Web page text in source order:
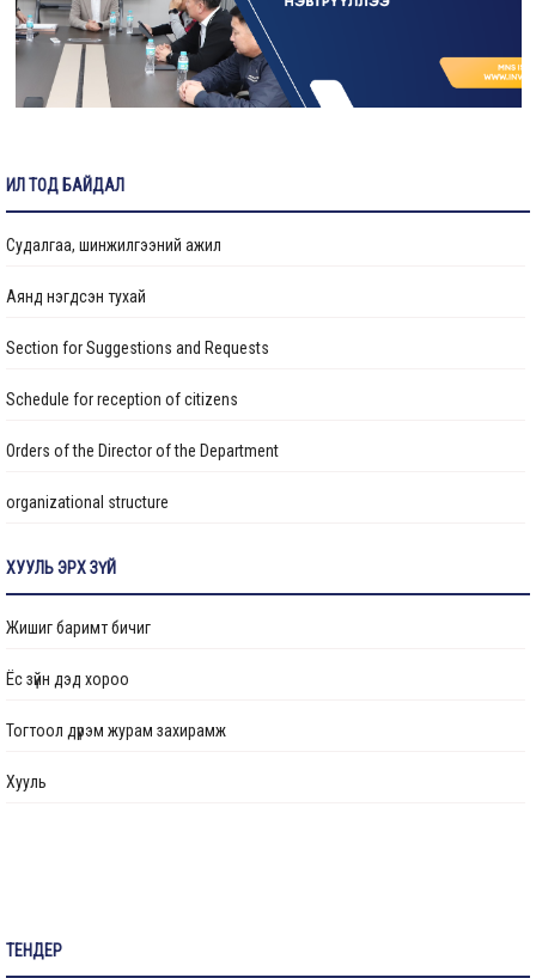
Цэцэрлэгийн барилгын ажил 88 хувийн гүйцэтгэлтэй
үргэлжилж байна
“Төрийн албан хаагчийн ашиг сонирхлын зөрчил: Хууль, ёс
“Нийслэлийн Хөрөнгө оруулалтын газар” ОНӨААТҮГ-ын
даргаар М.Говьсайхан томилогдлоо
ИЛ ТОД БАЙДАЛ
Судалгаа, шинжилгээний ажил
Аянд нэгдсэн тухай
Section for Suggestions and Requests
Schedule for reception of citizens
Orders of the Director of the Department
organizational structure
Бараа ажил үйлчилгээ
ХУУЛЬ ЭРХ ЗҮЙ
Жишиг баримт бичиг
Ёс зүйн дэд хороо
Тогтоол дүрэм журам захирамж
Хууль
ТЕНДЕР